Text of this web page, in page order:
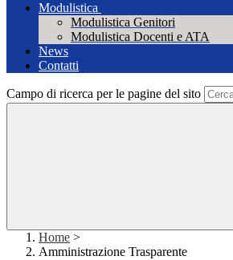
Modulistica
Modulistica Genitori
Modulistica Docenti e ATA
News
Contatti
Campo di ricerca per le pagine del sito
Home >
Amministrazione Trasparente